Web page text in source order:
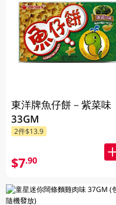
東洋牌魚仔餅－紫菜味
33GM
2件$13.9
$7.90